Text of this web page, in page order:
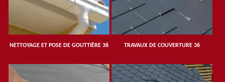
NETTOYAGE ET POSE DE GOUTTIÈRE 36 TRAVAUX DE COUVERTURE 36